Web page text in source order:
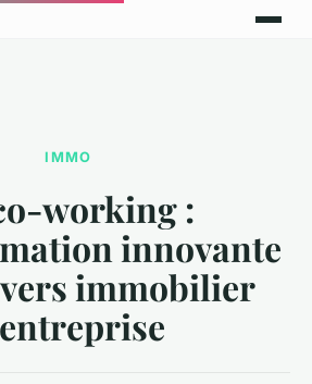
IMMO
working :
innovante
immobilier